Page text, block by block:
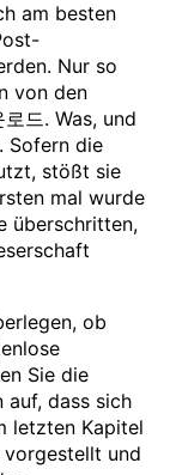
am besten
Nur so
von den
드. Was, und
Sofern die
stößt sie
mal wurde
überschritten,
ob
Sie die
auf, dass sich
letzten Kapitel
und